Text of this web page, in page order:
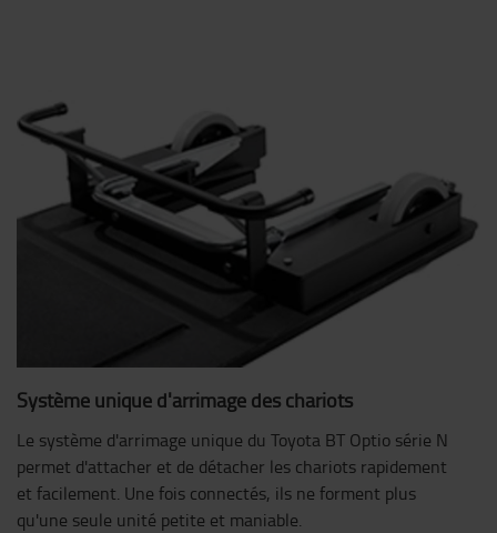
Système unique d'arrimage des chariots
Le système d'arrimage unique du Toyota BT Optio série N
permet d'attacher et de détacher les chariots rapidement
et facilement. Une fois connectés, ils ne forment plus
qu'une seule unité petite et maniable.